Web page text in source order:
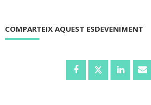
COMPARTEIX AQUEST ESDEVENIMENT